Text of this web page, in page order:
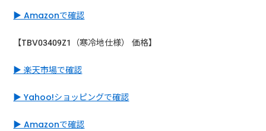
▶ Amazonで確認
【TBV03409Z1（寒冷地仕様） 価格】
▶ 楽天市場で確認
▶ Yahoo!ショッピングで確認
▶ Amazonで確認